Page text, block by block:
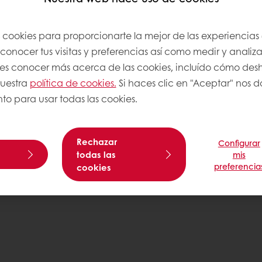
cookies para proporcionarte la mejor de las experiencias
tus visitas y preferencias así como medir y
conocer más acerca de las cookies, incluído cómo
política de cookies. Si haces clic en "Aceptar" nos
para usar todas las cookies.
Rechazar
todas las
cookies
Configurar
mis
nosotros
Política de cookies
Condiciones generales de
Certificados de empresa